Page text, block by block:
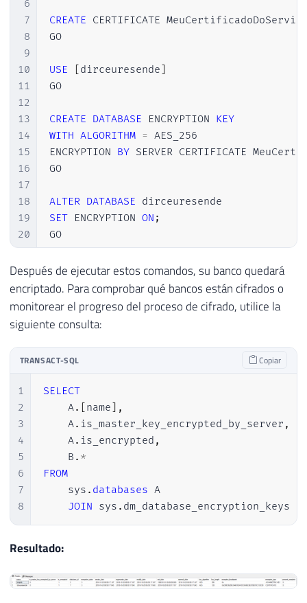
6
7
8
9
10
11
12
13
14
15
16
17
18
19
20
CREATE CERTIFICATE
GO
USE [dirceuresende]
GO
CREATE DATABASE ENCRYPTION KEY
WITH ALGORITHM = AES_256
ENCRYPTION BY SERVER CERTIFICATE
GO
ALTER DATABASE
SET ENCRYPTION ON ;
GO
Después de ejecutar estos comandos, su banco quedará
encriptado. Para comprobar qué bancos están cifrados o
monitorear el progreso del proceso de cifrado, utilice la
siguiente consulta:
TRANSACT-SQL Copiar
1
2
3
4
5
6
7
8
SELECT
    A
. [name] ,
    A
. is_master_key_encrypted_by_server ,
    A
. is_encrypted ,
    B
. *
FROM
    sys
. databases A
JOIN sys . dm_database_encryption_keys
Resultado: